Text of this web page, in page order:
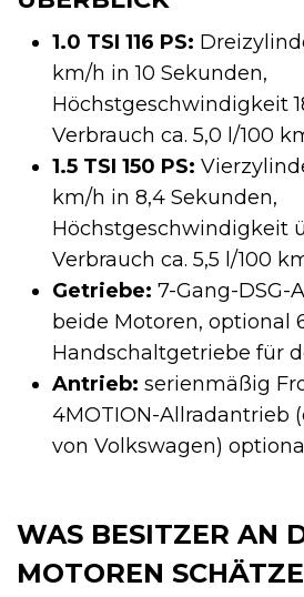
1.0 TSI 116 PS:
km/h in 10 Sekunden,
Höchstgeschwindigkeit
Verbrauch ca. 5,0 l/100
1.5 TSI 150 PS:
km/h in 8,4 Sekunden,
Höchstgeschwindigkeit
Verbrauch ca. 5,5 l/100
Getriebe: 7-Gang-
beide Motoren, optional
Handschaltgetriebe für
Antrieb: serienmäßig
4MOTION-Allradantrieb
von Volkswagen)
WAS BESITZER AN
MOTOREN